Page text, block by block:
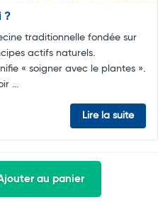
?
traditionnelle fondée sur
actifs naturels.
« soigner avec le plantes ».
...
Lire la suite
au panier